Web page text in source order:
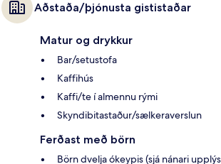
Aðstaða/þjónusta gististaðar
Matur og drykkur
Bar/setustofa
Kaffihús
Kaffi/te í almennu rými
Skyndibitastaður/sælkeraverslun
Ferðast með börn
Börn dvelja ókeypis (sjá nánari